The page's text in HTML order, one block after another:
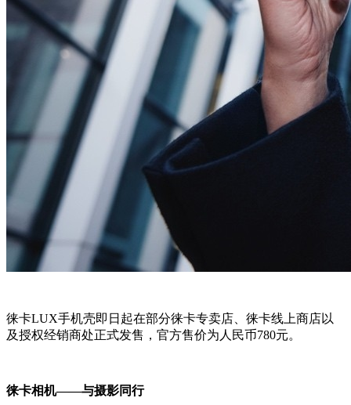
徕卡LUX手机壳即日起在部分徕卡专卖店、徕卡线上商店以
及授权经销商处正式发售，官方售价为人民币780元。
徕卡相机——与摄影同行